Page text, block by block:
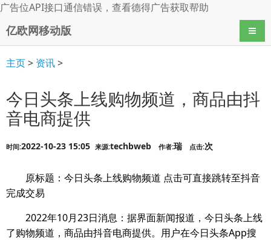
广告位API接口通信错误，查看德得广告获取帮助
亿欧网移动版 导航
主页> 资讯>
今日头条上线购物频道，商品由抖
音电商提供
时间:2022-10-23 15:05 来源:techbweb 作者:瑞 点击:次
原标题：今日头条上线购物频道 点击可直接跳转至抖音
完成交易
2022年10月23日消息：据界面新闻报道，今日头条上线
了购物频道，商品由抖音电商提供。用户在今日头条App搜